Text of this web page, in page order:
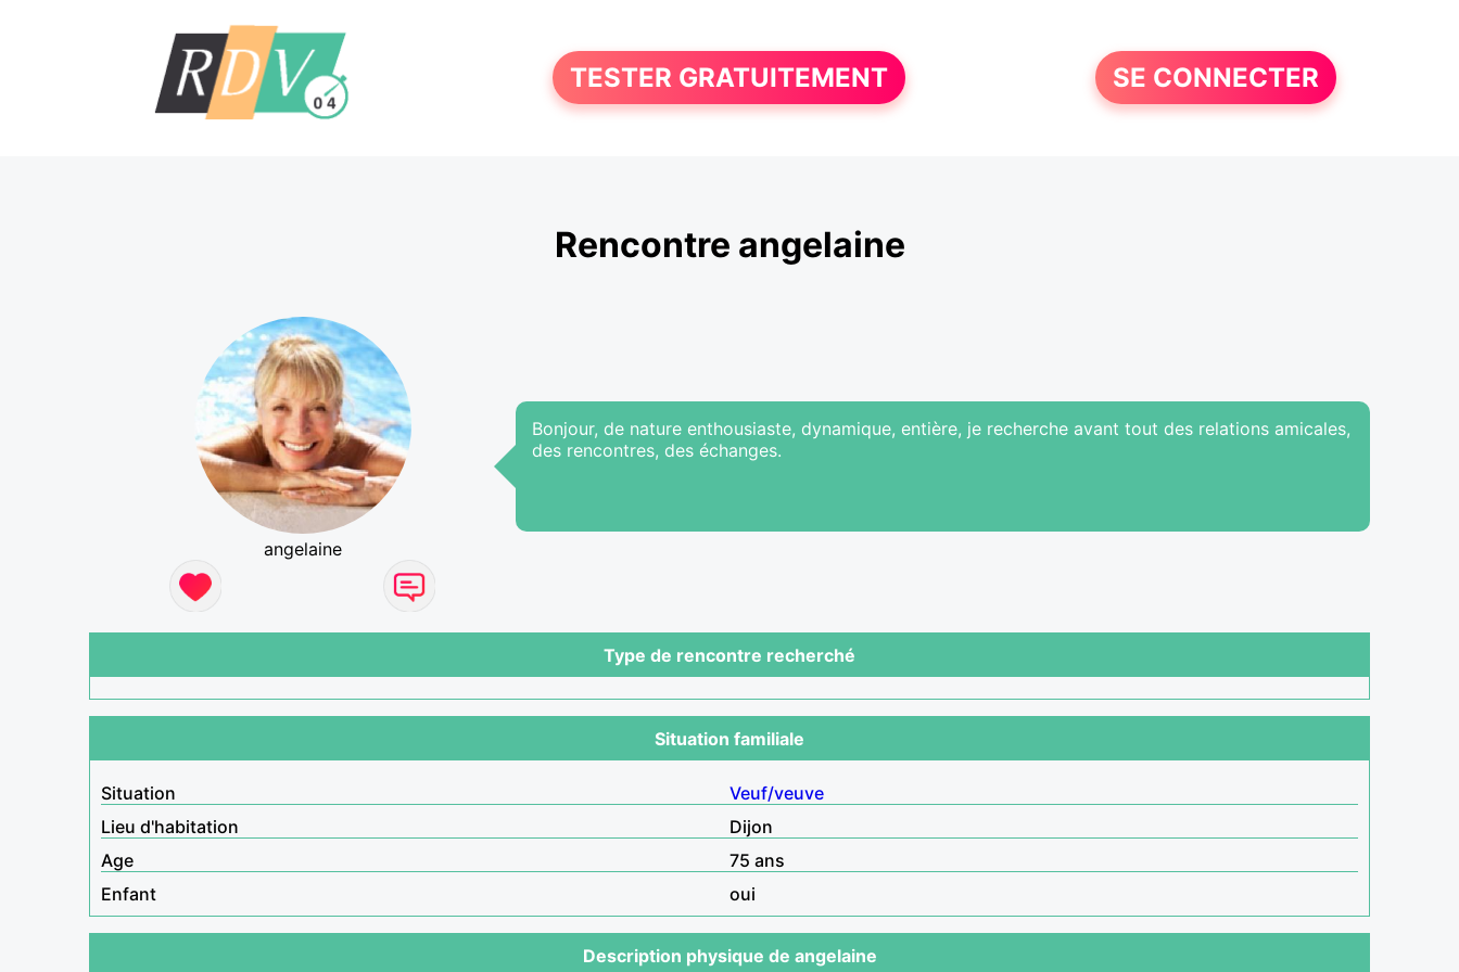
TESTER GRATUITEMENT SE CONNECTER
Rencontre angelaine
angelaine
Bonjour, de nature enthousiaste, dynamique, entière, je recherche avant tout des relations amicales,
des rencontres, des échanges.
Type de rencontre recherché
Situation familiale
Situation
Veuf/veuve
Lieu d'habitation
Dijon
Age
75 ans
Enfant
oui
Description physique de angelaine